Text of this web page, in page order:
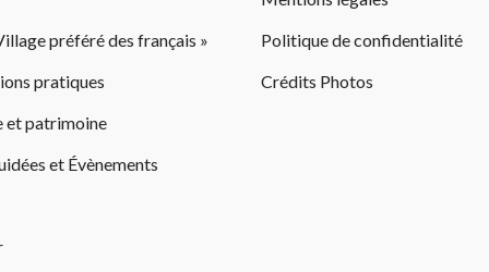
préféré des français »
pratiques
et patrimoine
et Évènements
Politique de confidentialité
Crédits Photos